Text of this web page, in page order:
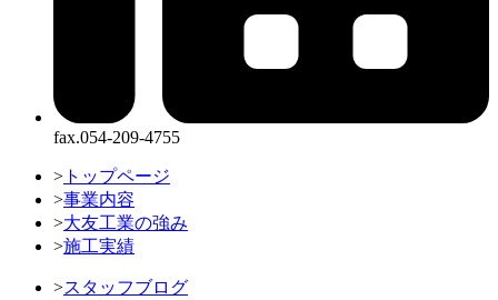
fax.054-209-4755
> トップページ
>事業内容
>大友工業の強み
>施工実績
>スタッフブログ